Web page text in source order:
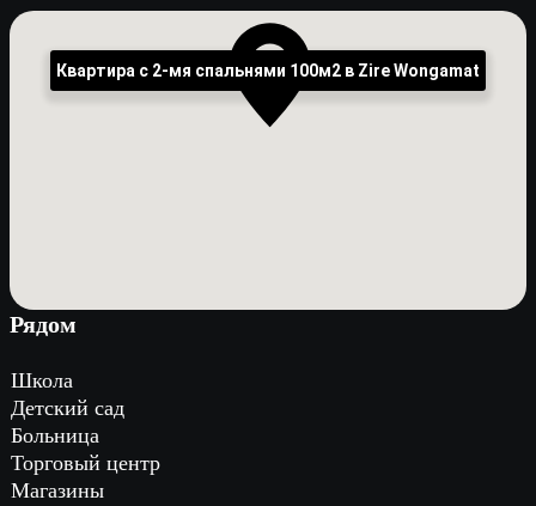
Квартира с 2-мя спальнями 100м2 в Zire Wongamat
Рядом
Школа
Детский сад
Больница
Торговый центр
Магазины